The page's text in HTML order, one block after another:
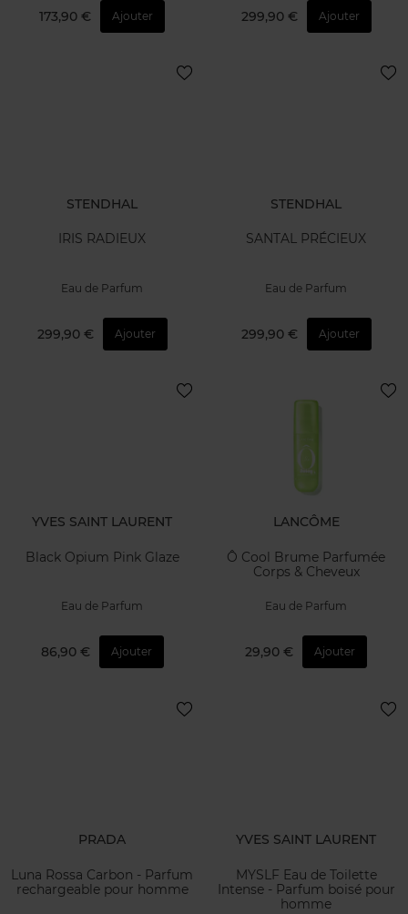
173,90 € Ajouter 299,90 € Ajouter
STENDHAL
IRIS RADIEUX
Eau de Parfum
299,90 € Ajouter
STENDHAL
SANTAL PRÉCIEUX
Eau de Parfum
299,90 € Ajouter
YVES SAINT LAURENT
Black Opium Pink Glaze
Eau de Parfum
86,90 € Ajouter
LANCÔME
Ô Cool Brume Parfumée
Corps & Cheveux
Eau de Parfum
29,90 € Ajouter
PRADA
Luna Rossa Carbon - Parfum
rechargeable pour homme
YVES SAINT LAURENT
MYSLF Eau de Toilette
Intense - Parfum boisé pour
homme